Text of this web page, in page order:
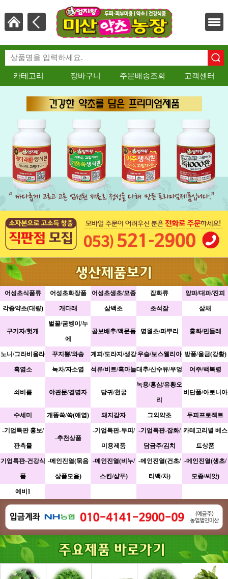
카테고리 장바구니 주문배송조회 고객센터
어성초식품류 어성초화장품 어성초생초/모종 잡화류 양파/대파/진피
각종약초(대량) 개다래 삼백초 초석잠 삼채
구기자/헛개
벌꿀/굼벵이/누
에
곰보배추/맥문동 명월초/파뿌리 홍화/민들레
노니/그라비올라 꾸지뽕/와송 계피/도라지/생강 우슬/보스웰리아 방풍/울금(강황)
흑염소 녹차/자소엽 석류/비트/흑마늘대추/산수유/우엉 여주/백복령
쇠비름 야관문/결명자 당귀/천궁
녹용/홍삼/유황오
리
비단풀/아로니아
수세미 개똥쑥/쑥(애엽) 돼지감자 그외약초 두피프로젝트
-기업특판 홍보/
판촉물
-추천상품
-기업특판-두피/
미용제품
-기업특판-잡화/
담금주/김치
카테고리별 베스
트상품
기업특판-건강식
품
-메인진열(묶음
상품모음)
-메인진열(비누/
스킨/샴푸)
-메인진열(건초/
티백/차)
-메인진열(생초/
모종/씨앗)
예비1